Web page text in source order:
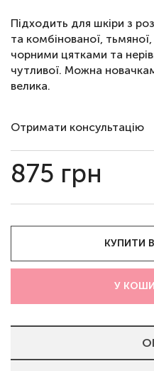
Підходить для шкіри з
та комбінованої,
чорними цятками та
чутливої. Можна
велика.
Отримати консультацію
875 грн
КУПИТИ
У